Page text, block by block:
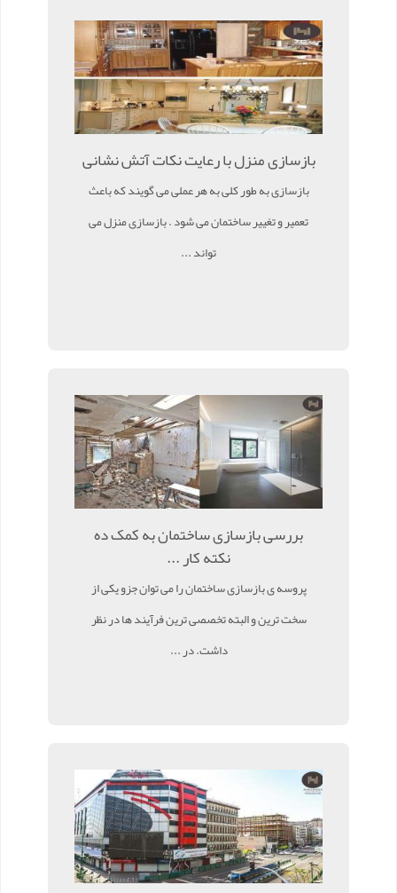
بازسازی منزل با رعایت نکات آتش نشانی
بازسازی به طور کلی به هر عملی می گویند که باعث
تعمیر و تغییر ساختمان می شود . بازسازی منزل می
تواند ...
بررسی بازسازی ساختمان به کمک ده
نکته کار ...
پروسه ی بازسازی ساختمان را می توان جزو یکی از
سخت ترین و البته تخصصی ترین فرآیند ها در نظر
داشت. در ...